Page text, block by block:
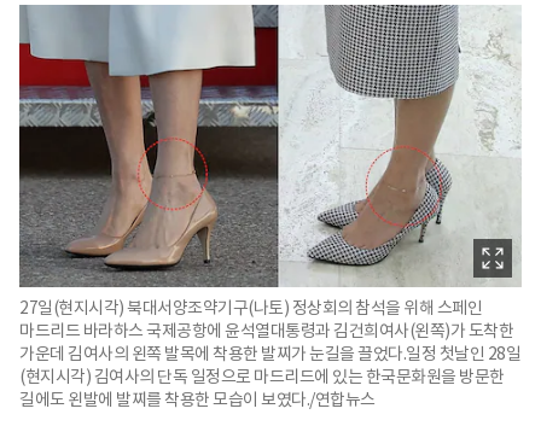
27일(현지시각) 북대서양조약기구(나토) 정상회의 참석을 위해 스페인
마드리드 바라하스 국제공항에 윤석열대통령과 김건희여사(왼쪽)가 도착한
가운데 김여사의 왼쪽 발목에 착용한 발찌가 눈길을 끌었다.일정 첫날인 28일
(현지시각) 김여사의 단독 일정으로 마드리드에 있는 한국문화원을 방문한
길에도 왼발에 발찌를 착용한 모습이 보였다./연합뉴스